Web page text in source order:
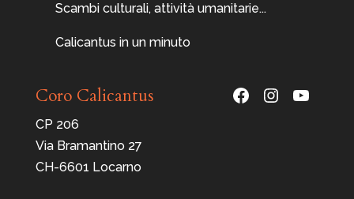
Scambi culturali, attività umanitarie...
Calicantus in un minuto
Coro Calicantus
CP 206
Via Bramantino 27
CH-6601 Locarno
Facebook
Instagram